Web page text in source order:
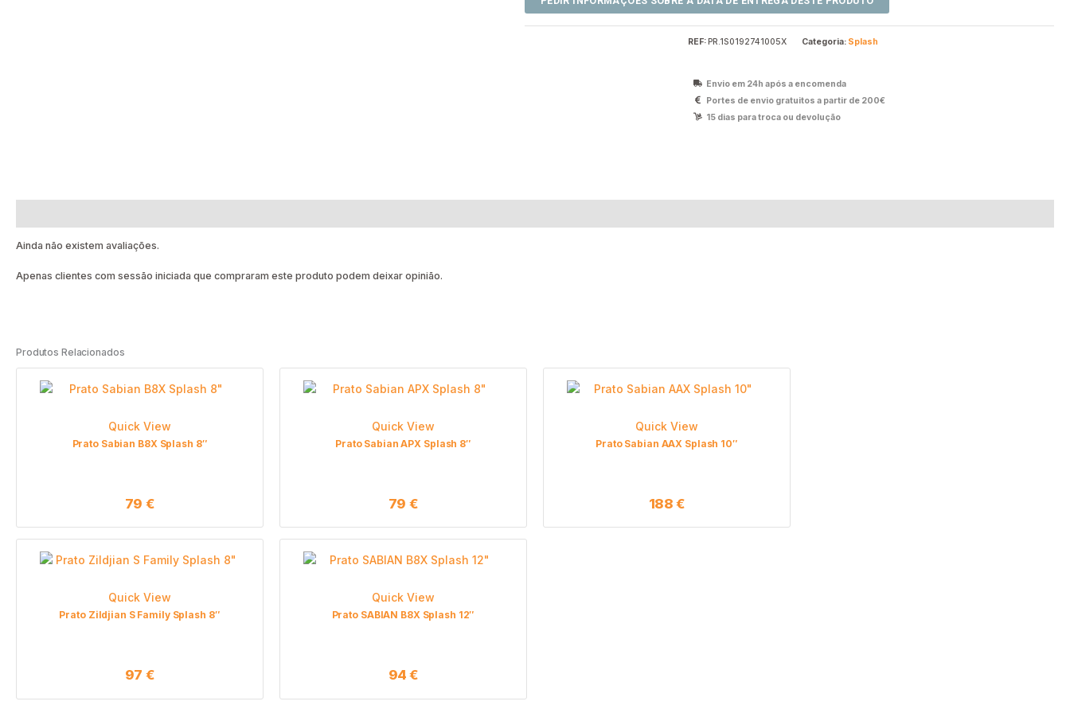
REF:PR.1S0192741005X Categoria: Splash
Envio em 24h após a encomenda
Portes de envio gratuitos a partir de 200€
15 dias para troca ou devolução
Ainda não existem avaliações.
Apenas clientes com sessão iniciada que compraram este produto podem deixar opinião.
Produtos Relacionados
Quick View
Prato Sabian B8X Splash 8″
79 €
Quick View
Prato Sabian APX Splash 8″
79 €
Quick View
Prato Sabian AAX Splash 10″
188 €
Quick View
Prato Zildjian S Family Splash 8″
97 €
Quick View
Prato SABIAN B8X Splash 12″
94 €